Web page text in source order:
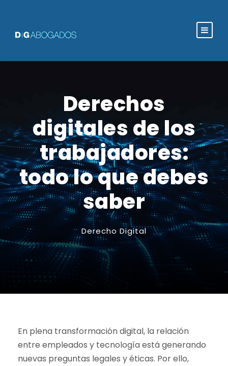
Derechos
digitales de los
trabajadores:
todo lo que debes
saber
Derecho Digital
En plena transformación digital, la relación
entre empleados y tecnología está generando
nuevas preguntas legales y éticas. Por ello,